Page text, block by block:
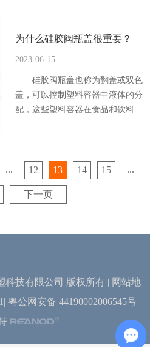
为什么硅胶阀瓶盖很重要？
2023-06-15
硅胶阀瓶盖也称为翻盖或双色
盖，可以控制塑料容器中液体的分
配，这些塑料容器在食品和饮料、
阀瓶盖很重要以及它们提供的好
处。
... 12 13 14 15 ...
下一页
科技有限公司 版权所有 | 网站地
|粤公网安备 44190002006545号 |